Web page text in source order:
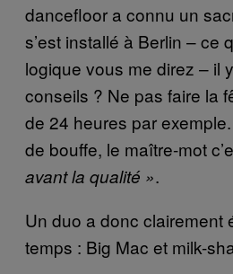
dancefloor a connu un
s’est installé à Berlin – ce
logique vous me direz – il
conseils ? Ne pas faire la
de 24 heures par
de bouffe, le maître-mot
avant la qualité ».
Un duo a donc clairement
temps : Big Mac et milk-